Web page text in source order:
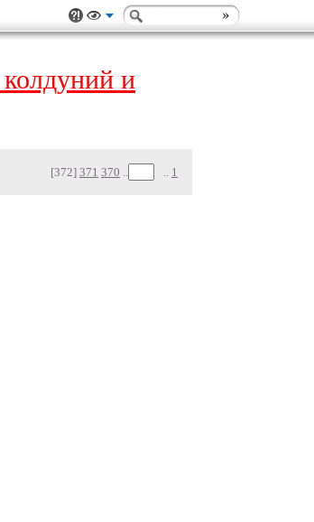
колдуний и
[372] 371 370 .. .. 1